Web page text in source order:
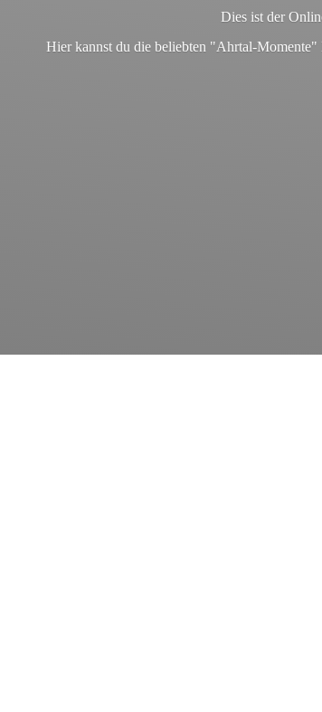
Dies ist der
Hier kannst du die beliebten "Ahrtal-